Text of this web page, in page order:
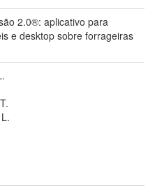
2.0®: aplicativo para
e desktop sobre forrageiras